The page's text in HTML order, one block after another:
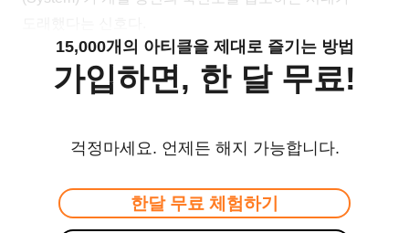
15,000개의 아티클을 제대로 즐기는 방법
가입하면, 한 달 무료!
걱정마세요. 언제든 해지 가능합니다.
한달 무료 체험하기